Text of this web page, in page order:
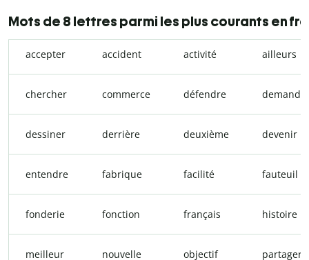
Mots de 8 lettres parmi les plus courants en
accepter accident activité ailleurs
chercher commerce défendre
dessiner derrière deuxième devenir
entendre fabrique facilité fauteuil
fonderie fonction français histoire
meilleur nouvelle objectif partager